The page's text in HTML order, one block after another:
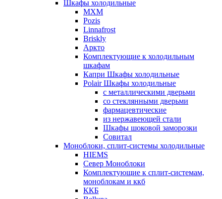
Шкафы холодильные
МХМ
Pozis
Linnafrost
Briskly
Аркто
Комплектующие к холодильным
шкафам
Капри Шкафы холодильные
Polair Шкафы холодильные
с металлическими дверьми
со стеклянными дверьми
фармацевтические
из нержавеющей стали
Шкафы шоковой заморозки
Совитал
Моноблоки, сплит-системы холодильные
HIEMS
Север Моноблоки
Комплектующие к сплит-системам,
моноблокам и ккб
ККБ